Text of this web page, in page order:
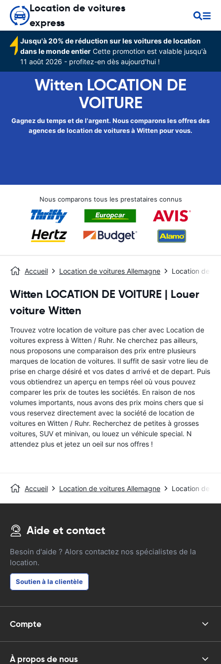
Location de voitures
express
Jusqu'à 20% de réduction sur les voitures de location
dans le monde entier Cette promotion est valable jusqu'à
11 août 2026 - profitez-en dès aujourd'hui !
Witten LOCATION DE
VOITURE
Gagnez du temps et de l'argent. Nous comparons les offres des
agences de location de voitures à Witten pour vous.
Nous comparons tous les prestataires connus
Accueil Location de voitures Allemagne Location de
Witten LOCATION DE VOITURE | Louer
voiture Witten
Trouvez votre location de voiture pas cher avec Location de
voitures express à Witten / Ruhr. Ne cherchez pas ailleurs,
nous proposons une comparaison des prix entre plusieurs
marques de location de voitures. Il suffit de sasir votre lieu de
prise en charge désiré et vos dates d arrivé et de depart. Puis
vous obtiendrez un aperçu en temps réel où vous pouvez
comparer les prix de toutes les sociétés. En raison de nos
volumes importants, nous avons des prix moins chers que si
vous reservez directement avec la société de location de
voitures en Witten / Ruhr. Recherchez de petites à grosses
voitures, SUV et minivan, ou louez un véhicule special. N
attendez plus et jetez un oeil sur nos offres !
Accueil Location de voitures Allemagne Location de
Aide et contact
Besoin d'aide ? Alors contactez nos spécialistes de la
location.
Soutien à la clientèle
Compte
À propos de nous